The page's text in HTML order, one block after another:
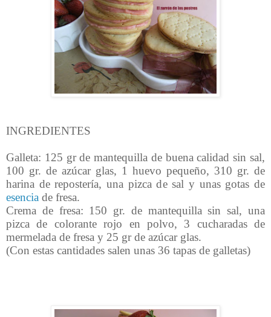
INGREDIENTES
Galleta: 125 gr de mantequilla de buena calidad sin sal,
100 gr. de azúcar glas, 1 huevo pequeño, 310 gr. de
harina de repostería, una pizca de sal y unas gotas de
esencia de fresa.
Crema de fresa: 150 gr. de mantequilla sin sal, una
pizca de colorante rojo en polvo, 3 cucharadas de
mermelada de fresa y 25 gr de azúcar glas.
(Con estas cantidades salen unas 36 tapas de galletas)